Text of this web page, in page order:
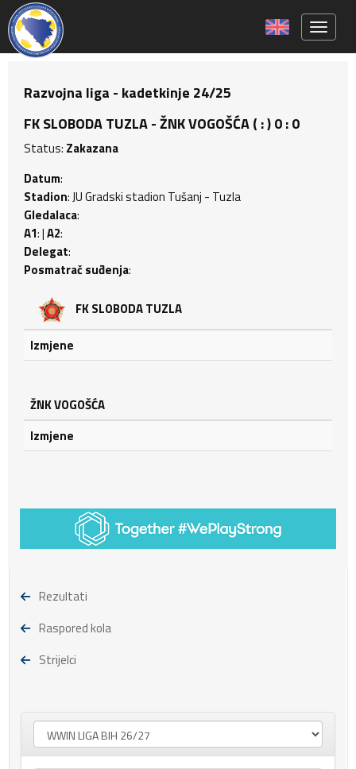
Razvojna liga - kadetkinje 24/25
FK SLOBODA TUZLA - ŽNK VOGOŠĆA ( : ) 0 : 0
Status: Zakazana
Datum:
Stadion: JU Gradski stadion Tušanj - Tuzla
Gledalaca:
A1: |A2:
Delegat:
Posmatrač suđenja:
FK SLOBODA TUZLA
Izmjene
ŽNK VOGOŠĆA
Izmjene
Rezultati
Raspored kola
Strijelci